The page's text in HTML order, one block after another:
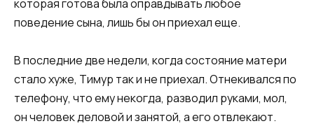
которая готова была оправдывать любое
поведение сына, лишь бы он приехал еще.
В последние две недели, когда состояние матери
стало хуже, Тимур так и не приехал. Отнекивался по
телефону, что ему некогда, разводил руками, мол,
он человек деловой и занятой, а его отвлекают.